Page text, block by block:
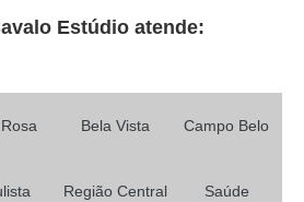
Estúdio atende:
Bela Vista Campo Belo
Região Central Saúde